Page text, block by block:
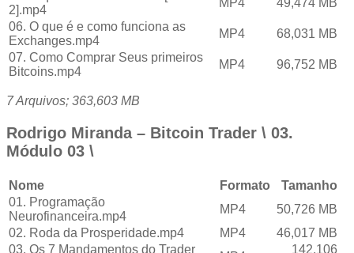
2].mp4
MP4
49,474 MB
06. O que é e como funciona as
Exchanges.mp4
MP4
68,031 MB
07. Como Comprar Seus primeiros
Bitcoins.mp4
MP4 96,752 MB
7 Arquivos; 363,603 MB
Rodrigo Miranda – Bitcoin Trader \ 03.
Módulo 03 \
Nome Formato
Tamanho
01. Programação
Neurofinanceira.mp4
MP4
50,726 MB
02. Roda da Prosperidade.mp4
MP4
46,017 MB
03. Os 7 Mandamentos do Trader
142,106